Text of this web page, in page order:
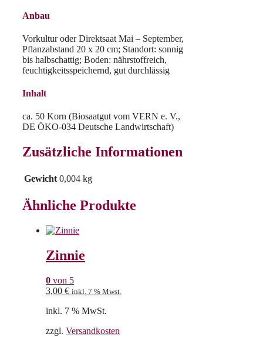
Anbau
Vorkultur oder Direktsaat Mai – September,
Pflanzabstand 20 x 20 cm; Standort: sonnig
bis halbschattig; Boden: nährstoffreich,
feuchtigkeitsspeichernd, gut durchlässig
Inhalt
ca. 50 Korn (Biosaatgut vom VERN e. V.,
DE ÖKO-034 Deutsche Landwirtschaft)
Zusätzliche Informationen
Gewicht 0,004 kg
Ähnliche Produkte
Zinnie
0 von 5
3,00 € inkl. 7 % Mwst.
inkl. 7 % MwSt.
zzgl. Versandkosten